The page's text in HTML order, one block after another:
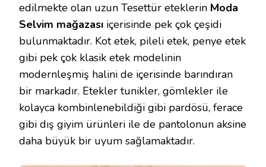
edilmekte olan uzun Tesettür eteklerin Moda
Selvim mağazası içerisinde pek çok çeşidi
bulunmaktadır. Kot etek, pileli etek, penye etek
gibi pek çok klasik etek modelinin
modernleşmiş halini de içerisinde barındıran
bir markadır. Etekler tunikler, gömlekler ile
kolayca kombinlenebildiği gibi pardösü, ferace
gibi dış giyim ürünleri ile de pantolonun aksine
daha büyük bir uyum sağlamaktadır.